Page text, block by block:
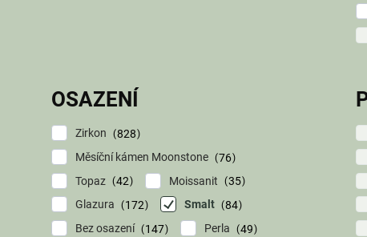
OSAZENÍ
Zirkon
828
Měsíční kámen Moonstone
76
Topaz
42 Moissanit
35
Glazura
172 Smalt
84
Bez osazení
147 Perla
49